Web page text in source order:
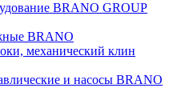
BRANO GROUP
BRANO
механический клин
и насосы BRANO